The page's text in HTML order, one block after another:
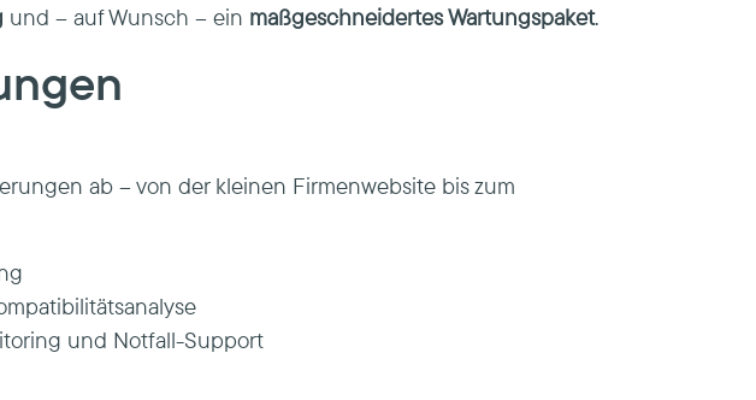
und – auf Wunsch – ein maßgeschneidertes Wartungspaket.
ab – von der kleinen Firmenwebsite bis zum
und Notfall-Support